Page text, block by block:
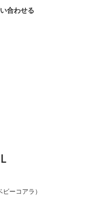
合わせる
ーコアラ）